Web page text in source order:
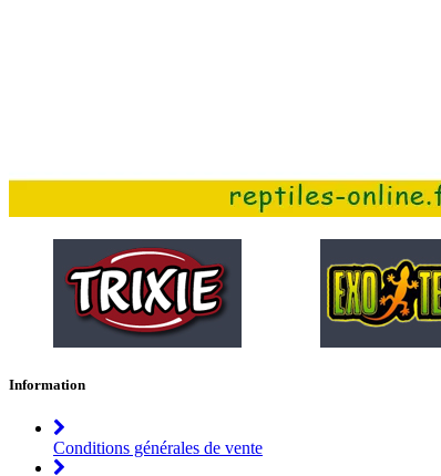
Information
Conditions générales de vente